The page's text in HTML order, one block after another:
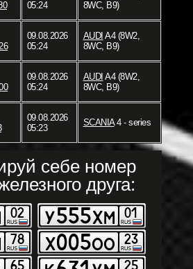
05:24
8WC, B9)
09.08.2026
05:24
AUDI A4 (8W2,
8WC, B9)
09.08.2026
05:24
AUDI A4 (8W2,
8WC, B9)
09.08.2026
05:23
SCANIA4 - series
себе номер
друга: